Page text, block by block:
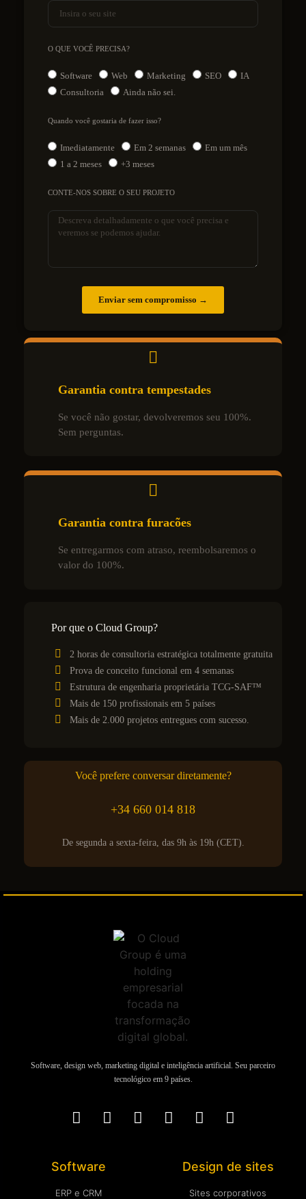
O QUE VOCÊ PRECISA?
Software Web Marketing SEO
IA
Consultoria
Ainda não sei.
Quando você gostaria de fazer isso?
Imediatamente Em 2 semanas
Em um mês
1 a 2 meses
+3 meses
CONTE-NOS SOBRE O SEU PROJETO
Enviar sem compromisso →
Garantia contra tempestades
Se você não gostar, devolveremos seu 100%.
Sem perguntas.
Garantia contra furacões
Se entregarmos com atraso, reembolsaremos o
valor do 100%.
Por que o Cloud Group?
2 horas de consultoria estratégica totalmente gratuita
Prova de conceito funcional em 4 semanas
Estrutura de engenharia proprietária TCG-SAF™
Mais de 150 profissionais em 5 países
Mais de 2.000 projetos entregues com sucesso.
Você prefere conversar diretamente?
+34 660 014 818
De segunda a sexta-feira, das 9h às 19h (CET).
Software, design web, marketing digital e inteligência artificial. Seu parceiro
tecnológico em 9 países.
Software
ERP e CRM
Design de sites
Sites corporativos